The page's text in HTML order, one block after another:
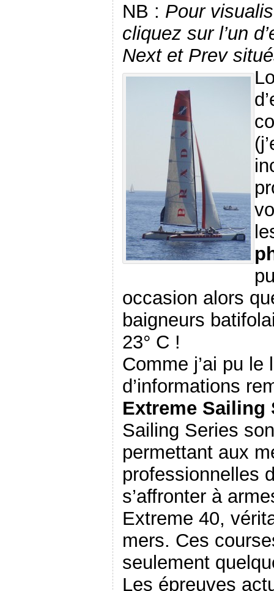
NB : Pour
cliquez sur l’un
Next et Prev
occasion alors
baigneurs
23° C !
Comme j’ai pu
d’informations
Extreme Sailing
Sailing Series
permettant aux
professionnelles
s’affronter à
Extreme 40,
mers. Ces
seulement
Les épreuves